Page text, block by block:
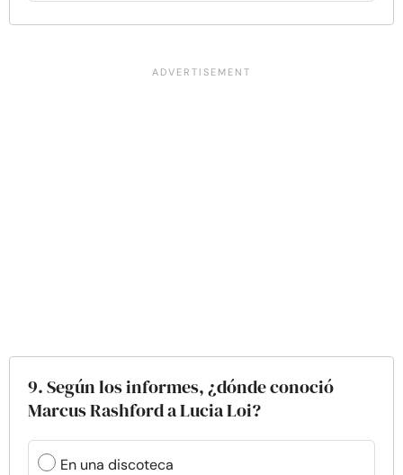
9. Según los informes, ¿dónde conoció
Marcus Rashford a Lucia Loi?
En una discoteca